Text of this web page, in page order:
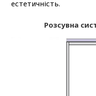
естетичність.
Розсувна